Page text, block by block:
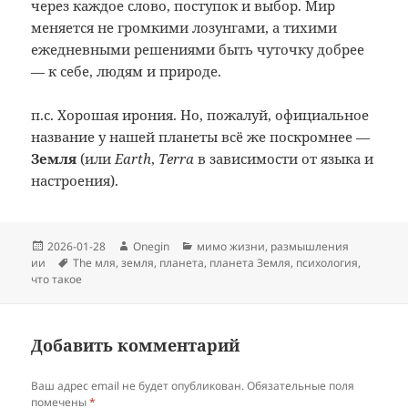
через каждое слово, поступок и выбор. Мир
меняется не громкими лозунгами, а тихими
ежедневными решениями быть чуточку добрее
— к себе, людям и природе.
п.с. Хорошая ирония. Но, пожалуй, официальное
название у нашей планеты всё же поскромнее —
Земля (или Earth, Terra в зависимости от языка и
настроения).
Опубликовано
2026-01-28 Автор
Onegin Рубрики
мимо жизни, размышления
ии
Метки
The мля,земля, планета, планета Земля, психология,
что такое
Добавить комментарий
Ваш адрес email не будет опубликован. Обязательные поля
помечены*